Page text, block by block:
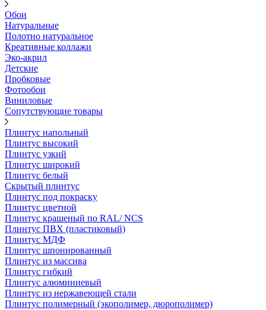
Обои
Натуральные
Полотно натуральное
Креативные коллажи
Эко-акрил
Детские
Пробковые
Фотообои
Виниловые
Сопутствующие товары
Плинтус напольный
Плинтус высокий
Плинтус узкий
Плинтус широкий
Плинтус белый
Скрытый плинтус
Плинтус под покраску
Плинтус цветной
Плинтус крашеный по RAL/ NCS
Плинтус ПВХ (пластиковый)
Плинтус МДФ
Плинтус шпонированный
Плинтус из массива
Плинтус гибкий
Плинтус алюминиевый
Плинтус из нержавеющей стали
Плинтус полимерный (экополимер, дюрополимер)